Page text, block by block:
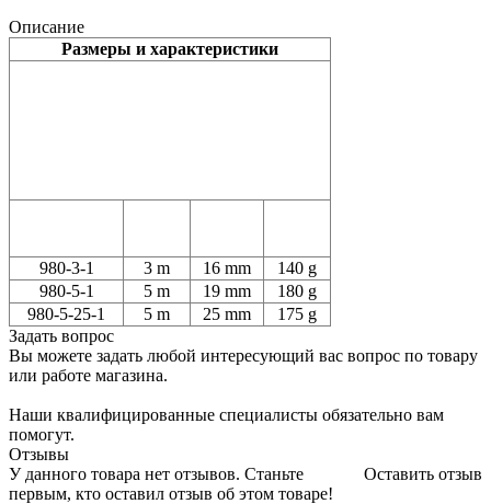
Описание
Размеры и характеристики
980-3-1 3 m 16 mm
140 g
980-5-1
5 m 19 mm
180 g
980-5-25-1
5 m 25 mm
175 g
Задать вопрос
Вы можете задать любой интересующий вас вопрос по товару
или работе магазина.
Наши квалифицированные специалисты обязательно вам
помогут.
Отзывы
Оставить отзыв
У данного товара нет отзывов. Станьте
первым, кто оставил отзыв об этом товаре!